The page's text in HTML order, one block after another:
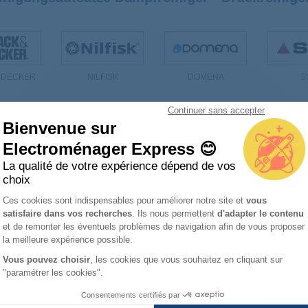
Continuer sans accepter
Bienvenue sur
Electroménager Express 😊
La qualité de votre expérience dépend de vos
choix
Plateforme de Gestion du
Ces cookies sont indispensables pour améliorer notre site et vous
satisfaire dans vos recherches. Ils nous permettent d'adapter le contenu
et de remonter les éventuels problèmes de navigation afin de vous proposer
la meilleure expérience possible.
Vous pouvez choisir, les cookies que vous souhaitez en cliquant sur
"paramétrer les cookies".
Consentements certifiés par
Axeptio consent
Reinigungsaufsätze Dampfreiniger -
ridutt. + lancia vt comfort
SLDB2630